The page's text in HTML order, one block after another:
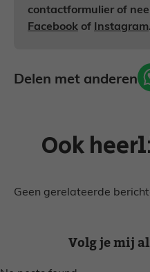
contactformulier of
Facebook of Instagram.
Delen met anderen
Ook
Geen gerelateerde
Volg je mij